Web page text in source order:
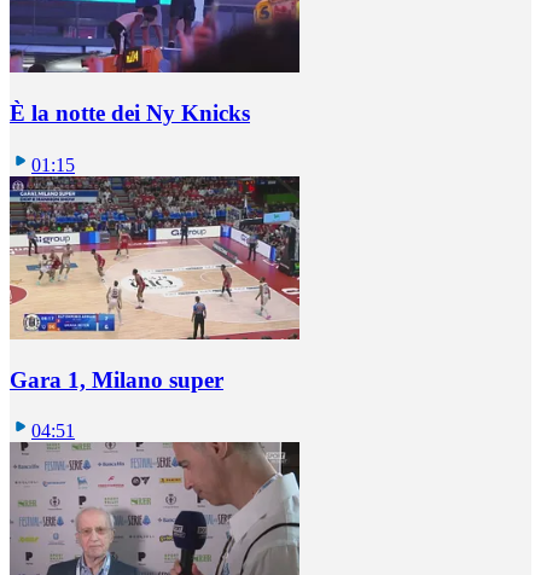
È la notte dei Ny Knicks
01:15
Gara 1, Milano super
04:51